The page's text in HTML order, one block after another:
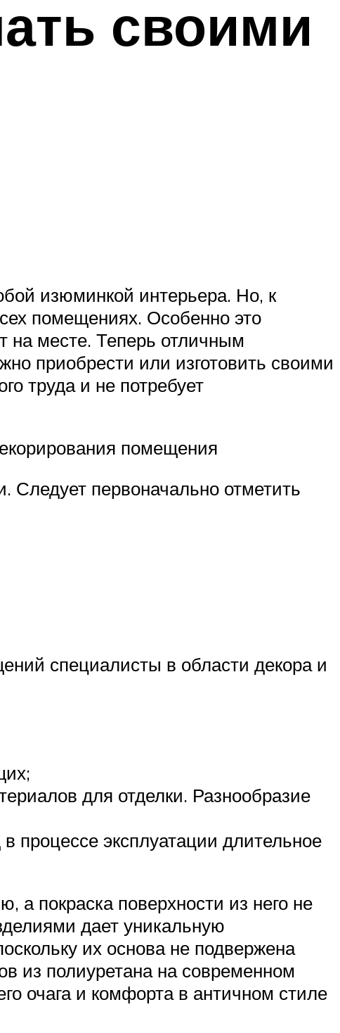
своими
изюминкой интерьера. Но, к
помещениях. Особенно это
на месте. Теперь отличным
приобрести или изготовить своими
труда и не потребует
помещения
Следует первоначально отметить
специалисты в области декора и
для отделки. Разнообразие
процессе эксплуатации длительное
а покраска поверхности из него не
дает уникальную
их основа не подвержена
из полиуретана на современном
очага и комфорта в античном стиле